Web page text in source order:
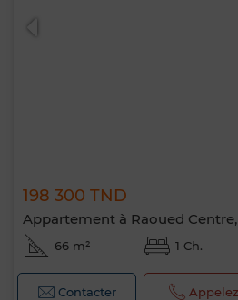
198 300 TND
Appartement à Raoued
66 m² 1 Ch.
Contacter Appelez